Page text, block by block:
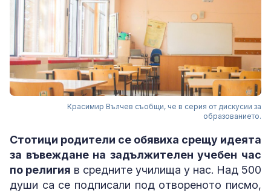
Красимир Вълчев съобщи, че в серия от дискусии за
образованието.
Стотици родители се обявиха срещу идеята
за въвеждане на задължителен учебен час
по религия в средните училища у нас. Над 500
души са се подписали под отвореното писмо,